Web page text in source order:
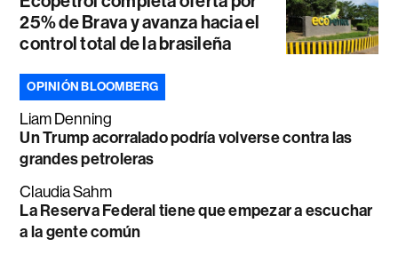
25% de Brava y avanza hacia el
control total de la brasileña
OPINIÓN BLOOMBERG
Liam Denning
Un Trump acorralado podría volverse contra las
grandes petroleras
Claudia Sahm
La Reserva Federal tiene que empezar a escuchar
a la gente común